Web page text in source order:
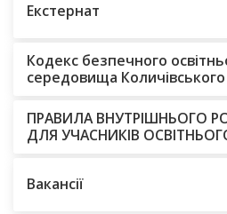
Екстернат
Кодекс безпечного
середовища
ПРАВИЛА ВНУТРІШНЬОГО
ДЛЯ УЧАСНИКІВ
Вакансії